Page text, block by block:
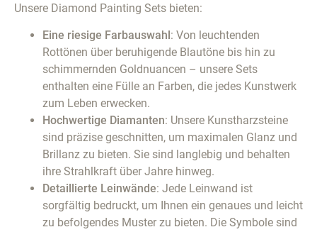
Unsere Diamond Painting Sets bieten:
Eine riesige Farbauswahl : Von leuchtenden
Rottönen über beruhigende Blautöne bis hin zu
schimmernden Goldnuancen – unsere Sets
enthalten eine Fülle an Farben, die jedes Kunstwerk
zum Leben erwecken.
Hochwertige Diamanten: Unsere Kunstharzsteine
sind präzise geschnitten, um maximalen Glanz und
Brillanz zu bieten. Sie sind langlebig und behalten
ihre Strahlkraft über Jahre hinweg.
Detaillierte Leinwände: Jede Leinwand ist
sorgfältig bedruckt, um Ihnen ein genaues und leicht
zu befolgendes Muster zu bieten. Die Symbole sind